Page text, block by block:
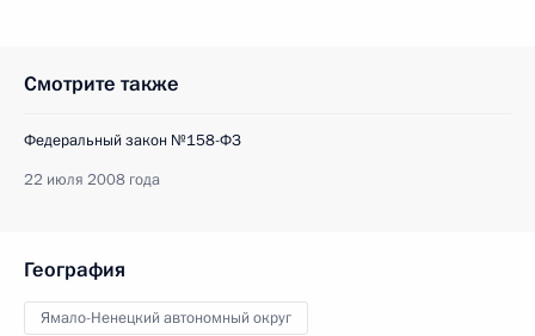
Смотрите также
Федеральный закон №158-ФЗ
22 июля 2008 года
География
Ямало-Ненецкий автономный округ